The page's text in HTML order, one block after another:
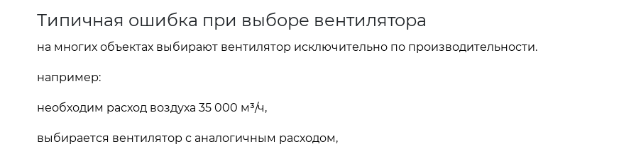
Типичная ошибка при выборе вентилятора
на многих объектах выбирают вентилятор исключительно по производительности.
например:
необходим расход воздуха 35 000 м³/ч,
выбирается вентилятор с аналогичным расходом,